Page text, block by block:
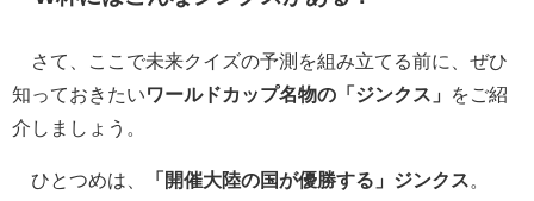
さて、ここで未来クイズの予測を組み立てる前に、ぜひ
知っておきたいワールドカップ名物の「ジンクス」
をご紹
介しましょう。
ひとつめは、 「開催大陸の国が優勝する」ジンクス